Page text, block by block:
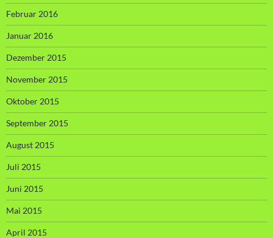
Februar 2016
Januar 2016
Dezember 2015
November 2015
Oktober 2015
September 2015
August 2015
Juli 2015
Juni 2015
Mai 2015
April 2015